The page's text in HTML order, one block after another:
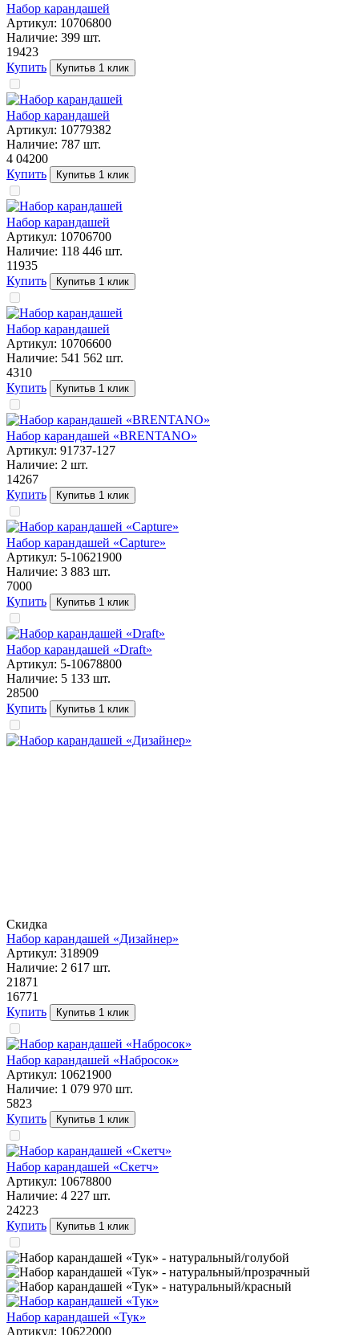
Набор карандашей
Артикул: 10706800
Наличие: 399 шт.
19423
Купить
Купитьв 1 клик
Набор карандашей
Артикул: 10779382
Наличие: 787 шт.
4 04200
Купить
Купитьв 1 клик
Набор карандашей
Артикул: 10706700
Наличие: 118 446 шт.
11935
Купить
Купитьв 1 клик
Набор карандашей
Артикул: 10706600
Наличие: 541 562 шт.
4310
Купить
Купитьв 1 клик
Набор карандашей «BRENTANO»
Артикул: 91737-127
Наличие: 2 шт.
14267
Купить
Купитьв 1 клик
Набор карандашей «Capture»
Артикул: 5-10621900
Наличие: 3 883 шт.
7000
Купить
Купитьв 1 клик
Набор карандашей «Draft»
Артикул: 5-10678800
Наличие: 5 133 шт.
28500
Купить
Купитьв 1 клик
Скидка
Набор карандашей «Дизайнер»
Артикул: 318909
Наличие: 2 617 шт.
21871
16771
Купить
Купитьв 1 клик
Набор карандашей «Набросок»
Артикул: 10621900
Наличие: 1 079 970 шт.
5823
Купить
Купитьв 1 клик
Набор карандашей «Скетч»
Артикул: 10678800
Наличие: 4 227 шт.
24223
Купить
Купитьв 1 клик
Набор карандашей «Тук»
Артикул: 10622000